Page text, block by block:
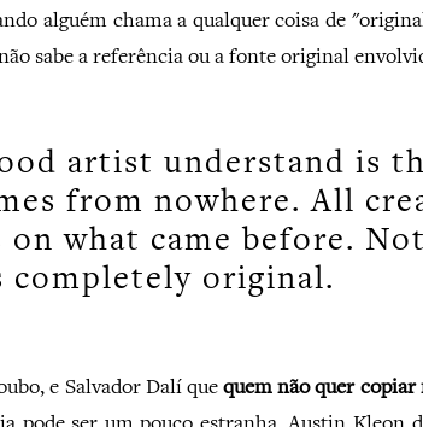
alguém chama a qualquer coisa de
não sabe a referência ou a fonte original
artist understand is
from nowhere. All
what came before.
completely original.
e Salvador Dalí que quem não quer copiar